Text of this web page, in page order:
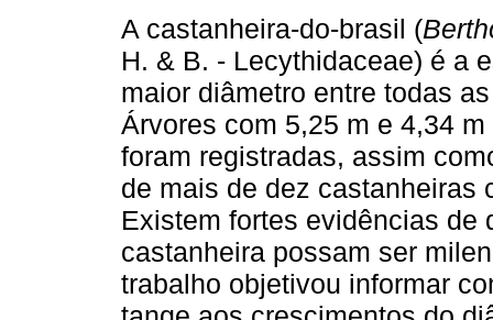
A castanheira-do-brasil (
H. & B. - Lecythidaceae) é a
maior diâmetro entre todas
Árvores com 5,25 m e 4,34
foram registradas, assim
de mais de dez castanheiras
Existem fortes evidências de
castanheira possam ser
trabalho objetivou informar